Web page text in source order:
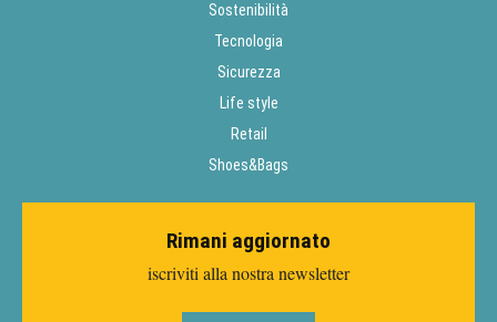
Sostenibilità
Tecnologia
Sicurezza
Life style
Retail
Shoes&Bags
Rimani aggiornato
iscriviti alla nostra newsletter